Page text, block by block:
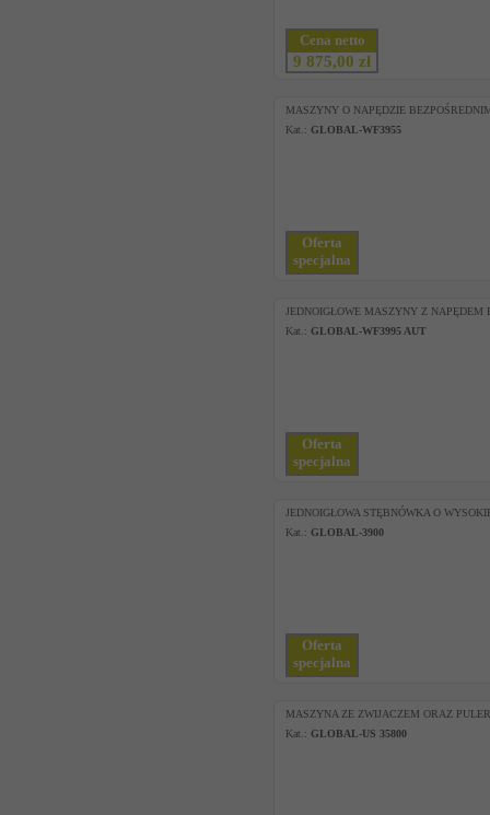
Cena netto
9 875,00 zł
MASZYNY O NAPĘDZIE
Kat.: GLOBAL-WF3955
Oferta
specjalna
JEDNOIGŁOWE MASZYNY Z
Kat.: GLOBAL-WF3995 AUT
Oferta
specjalna
JEDNOIGŁOWA STĘBNÓWKA O
Kat.: GLOBAL-3900
Oferta
specjalna
MASZYNA ZE ZWIJACZEM ORAZ
Kat.: GLOBAL-US 35800